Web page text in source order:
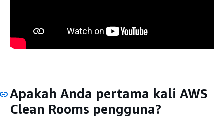
Apakah Anda pertama kali AWS
Clean Rooms pengguna?